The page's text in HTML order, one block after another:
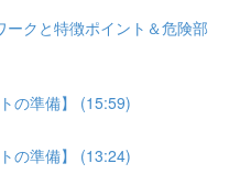
クと特徴ポイント＆危険部
の準備】 (15:59)
の準備】 (13:24)